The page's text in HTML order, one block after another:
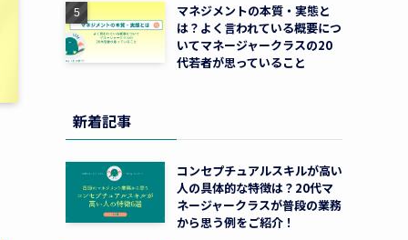
マネジメントの本質・実態と
は？よく言われている概要につ
いてマネージャークラスの20
代若者が思っていること
新着記事
コンセプチュアルスキルが高い
人の具体的な特徴は？20代マ
ネージャークラスが普段の業務
から思う例をご紹介！